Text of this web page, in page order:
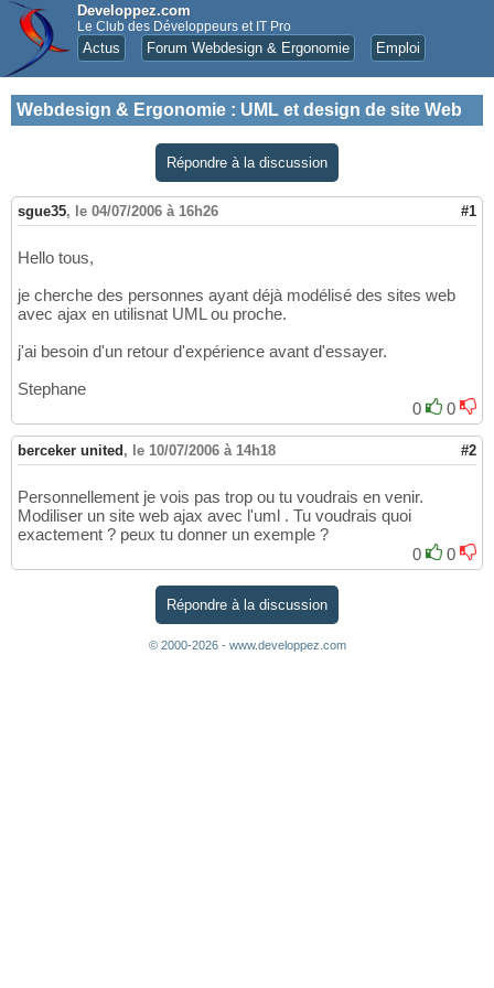
Developpez.com
Le Club des Développeurs et IT Pro
Actus Forum Webdesign & Ergonomie Emploi
Webdesign & Ergonomie : UML et design de site Web
Répondre à la discussion
sgue35, le 04/07/2006 à 16h26 #1
Hello tous,
je cherche des personnes ayant déjà modélisé des sites web
avec ajax en utilisnat UML ou proche.
j'ai besoin d'un retour d'expérience avant d'essayer.
Stephane
0
0
berceker united , le 10/07/2006 à 14h18 #2
Personnellement je vois pas trop ou tu voudrais en venir.
Modiliser un site web ajax avec l'uml . Tu voudrais quoi
exactement ? peux tu donner un exemple ?
0
0
Répondre à la discussion
© 2000-2026 - www.developpez.com